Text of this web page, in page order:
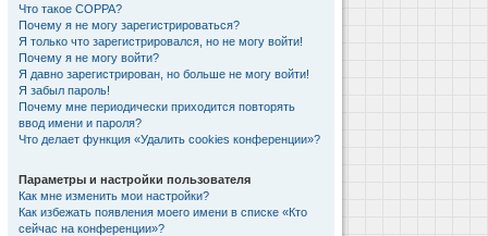
Что такое COPPA?
Почему я не могу зарегистрироваться?
Я только что зарегистрировался, но не могу войти!
Почему я не могу войти?
Я давно зарегистрирован, но больше не могу войти!
Я забыл пароль!
Почему мне периодически приходится повторять
ввод имени и пароля?
Что делает функция «Удалить cookies конференции»?
Параметры и настройки пользователя
Как мне изменить мои настройки?
Как избежать появления моего имени в списке «Кто
сейчас на конференции»?